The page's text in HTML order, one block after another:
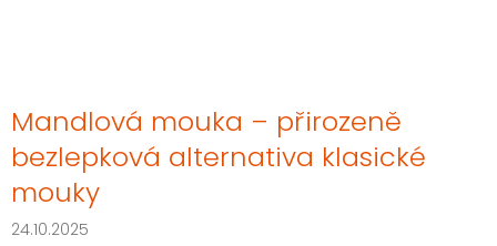
Mandlová mouka – přirozeně
bezlepková alternativa klasické
mouky
24.10.2025